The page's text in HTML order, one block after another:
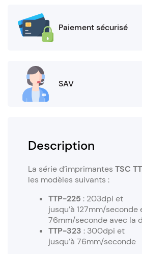
Paiement sécurisé
SAV
Description
La série d’imprimantes TSC
les modèles suivants :
TTP-225 : 203dpi et
jusqu’à 127mm/seconde
76mm/seconde avec la
TTP-323 : 300dpi et
jusqu’à 76mm/seconde